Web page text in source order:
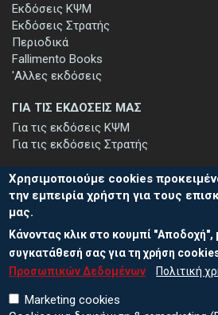
Εκδόσεις ΚΨΜ
Εκδόσεις Στρατής
Περιοδικά
Fallimento Books
'Αλλες εκδόσεις
ΓΙΑ ΤΙΣ ΕΚΔΟΣΕΙΣ ΜΑΣ
Για τις εκδόσεις ΚΨΜ
Για τις εκδόσεις Στρατής
ΕΓΓΡΑΦΗ ΣΤΟ ΕΝΗΜΕΡΩΤΙΚΟ
Μείνετε ενημερωμένοι για τις νέες
μας - εγγραφείτε στο ενημερωτικό μας
Χρησιμοποιούμε cookies
την εμπειρία χρήστη για τους
μας.
Κάνοντας κλικ στο κουμπί "Αποδοχή",
συγκατάθεσή σας για τη χρήση
Προσωπικών Δεδομένων
Πολιτική
Marketing cookies